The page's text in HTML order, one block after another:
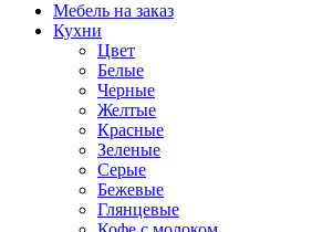
Мебель на заказ
Кухни
Цвет
Белые
Черные
Желтые
Красные
Зеленые
Серые
Бежевые
Глянцевые